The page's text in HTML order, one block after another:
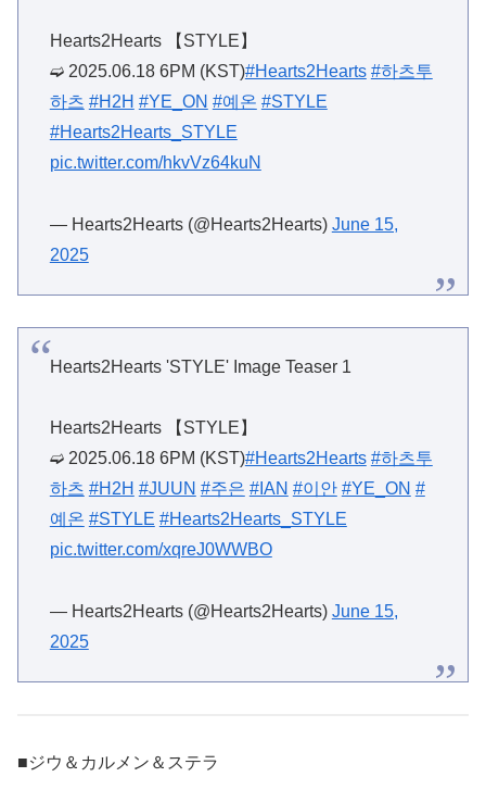
Hearts2Hearts 【STYLE】
➫ 2025.06.18 6PM (KST)#Hearts2Hearts #하츠투
하츠 #H2H #YE_ON #예온 #STYLE
#Hearts2Hearts_STYLE
pic.twitter.com/hkvVz64kuN
— Hearts2Hearts (@Hearts2Hearts) June 15,
2025
Hearts2Hearts 'STYLE' Image Teaser 1
Hearts2Hearts 【STYLE】
➫ 2025.06.18 6PM (KST)#Hearts2Hearts #하츠투
하츠 #H2H #JUUN #주은 #IAN #이안 #YE_ON #
예온 #STYLE #Hearts2Hearts_STYLE
pic.twitter.com/xqreJ0WWBO
— Hearts2Hearts (@Hearts2Hearts) June 15,
2025
■ジウ＆カルメン＆ステラ